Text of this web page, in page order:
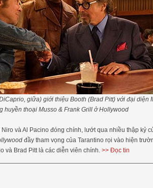
giữa) giới thiệu Booth (Brad Pitt) với đại diện
huyền thoại Musso & Frank Grill ở Hollywood
và Al Pacino đóng chính, lướt qua nhiều thập kỷ
đầy tham vọng của Tarantino rọi vào hiện
và Brad Pitt là các diễn viên chính. >> Đọc tin